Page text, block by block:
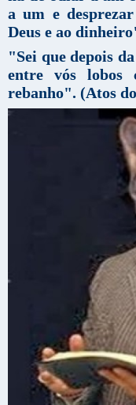
a um e
Deus e ao
"Sei que depois
entre vós lobos
rebanho". (Atos